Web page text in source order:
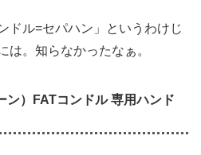
ドル=セパハン」というわけじ
は。知らなかったなぁ。
ン）FATコンドル 専用ハンド